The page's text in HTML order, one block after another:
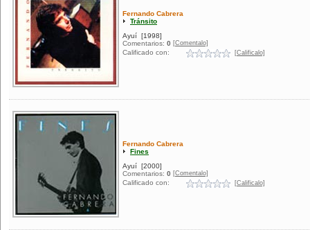
Fernando Cabrera
Tránsito
Ayuí [1998]
Comentarios: 0 [Comentalo]
Calificado con: [Calificalo]
Fernando Cabrera
Fines
Ayuí [2000]
Comentarios: 0 [Comentalo]
Calificado con: [Calificalo]